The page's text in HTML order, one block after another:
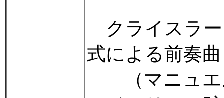
クライスラー
式による前奏
（マニュエ